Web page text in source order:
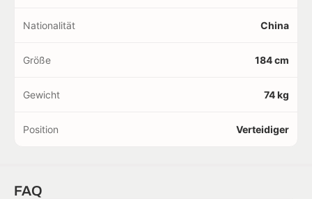
Nationalität China
Größe 184 cm
Gewicht 74 kg
Position Verteidiger
FAQ